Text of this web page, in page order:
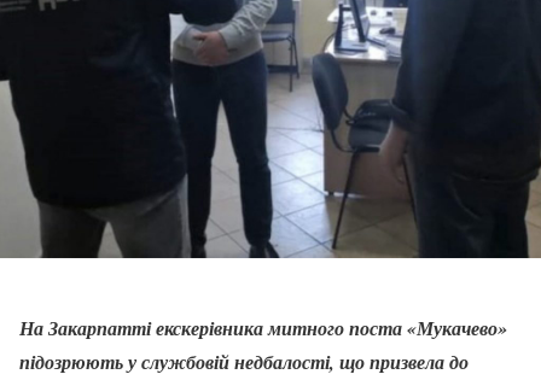
На Закарпатті екскерівника митного поста «Мукачево»
підозрюють у службовій недбалості, що призвела до